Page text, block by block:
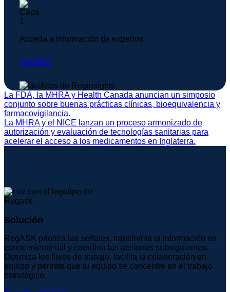
Acceda a información de expertos
Suscribir
La FDA, la MHRA y Health Canada anuncian un simposio
conjunto sobre buenas prácticas clínicas, bioequivalencia y
farmacovigilancia.
La MHRA y el NICE lanzan un proceso armonizado de
autorización y evaluación de tecnologías sanitarias para
acelerar el acceso a los medicamentos en Inglaterra.
Solución
RegASK prioriza las señales, transforma la información en
conocimiento útil y coordina las acciones subsiguientes.
Optimiza los flujos de trabajo, facilita la colaboración en
equipo y permite que tu equipo se concentre en el trabajo
estratégico.